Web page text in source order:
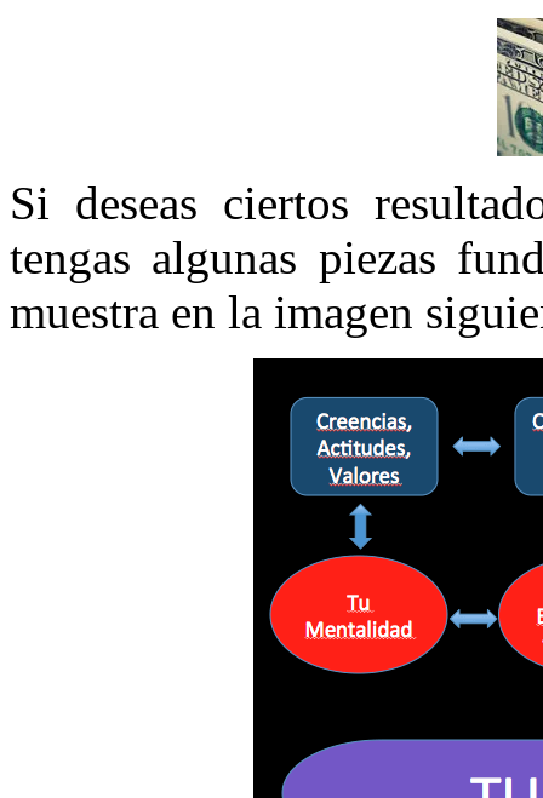
Si deseas ciertos
tengas algunas piezas
muestra en la imagen